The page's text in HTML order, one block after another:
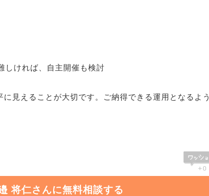
ければ、自主開催も検討
見えることが大切です。ご納得できる運用となるよう
+0
将仁さんに無料相談する